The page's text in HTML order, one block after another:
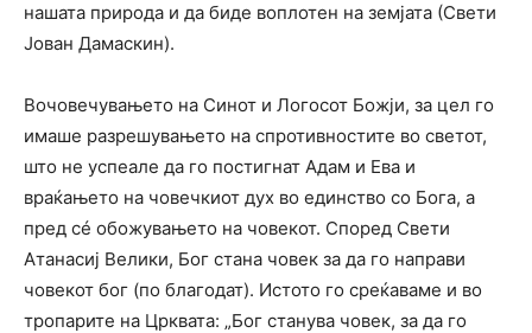
нашата природа и да биде воплотен на земјата (Свети
Јован Дамаскин).
Вочовечувањето на Синот и Логосот Божји, за цел го
имаше разрешувањето на спротивностите во светот,
што не успеале да го постигнат Адам и Ева и
враќањето на човечкиот дух во единство со Бога, а
пред сé обожувањето на човекот. Според Свети
Атанасиј Велики, Бог стана човек за да го направи
човекот бог (по благодат). Истото го среќаваме и во
тропарите на Црквата: „Бог станува човек, за да го